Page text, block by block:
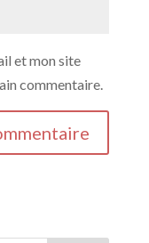
et mon site
commentaire.